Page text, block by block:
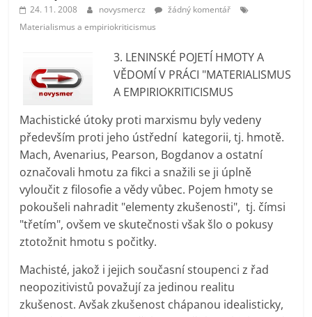
prospívá?
24. 11. 2008 novysmercz
žádný komentář
Materialismus a empiriokriticismus
3. LENINSKÉ POJETÍ HMOTY A
VĚDOMÍ V PRÁCI "MATERIALISMUS
A EMPIRIOKRITICISMUS
Machistické útoky proti marxismu byly vedeny
především proti jeho ústřední kategorii, tj. hmotě.
Mach, Avenarius, Pearson, Bogdanov a ostatní
označovali hmotu za fikci a snažili se ji úplně
vyloučit z filosofie a vědy vůbec. Pojem hmoty se
pokoušeli nahradit "elementy zkušenosti", tj. čímsi
"třetím", ovšem ve skutečnosti však šlo o pokusy
ztotožnit hmotu s počitky.
Machisté, jakož i jejich současní stoupenci z řad
neopozitivistů považují za jedinou realitu
zkušenost. Avšak zkušenost chápanou idealisticky,